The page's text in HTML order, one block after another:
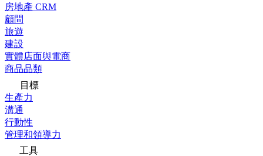
房地產 CRM
顧問
旅遊
建設
實體店面與電商
商品品類
目標
生產力
溝通
行動性
管理和領導力
工具